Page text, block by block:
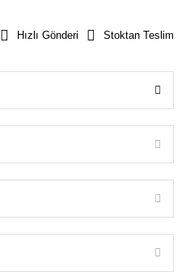
Hızlı Gönderi Stoktan Teslim